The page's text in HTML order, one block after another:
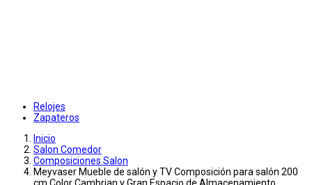
Relojes
Zapateros
Inicio
Salon Comedor
Composiciones Salon
Meyvaser Mueble de salón y TV Composición para salón 200